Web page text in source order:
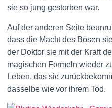
sie so jung gestorben war.
Auf der anderen Seite
dass die Macht des Bösen
der Doktor sie mit der Kraft
magischen Formeln wieder
Leben, das sie
dasselbe wie vor ihrem Tod.